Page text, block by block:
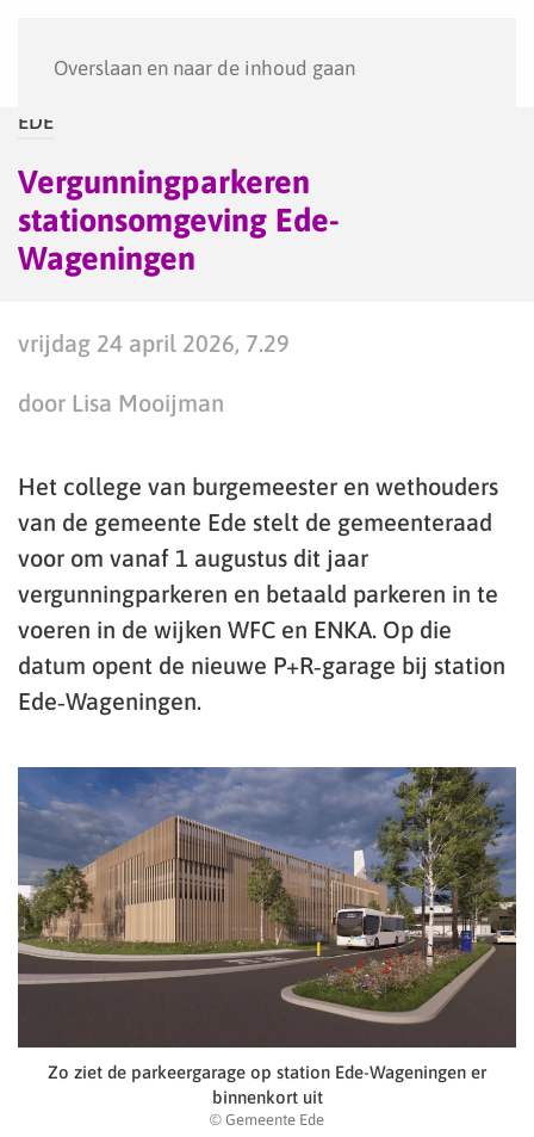
Overslaan en naar de inhoud gaan
EDE
Vergunningparkeren
stationsomgeving Ede-
Wageningen
vrijdag 24 april 2026, 7.29
door Lisa Mooijman
Het college van burgemeester en wethouders
van de gemeente Ede stelt de gemeenteraad
voor om vanaf 1 augustus dit jaar
vergunningparkeren en betaald parkeren in te
voeren in de wijken WFC en ENKA. Op die
datum opent de nieuwe P+R‑garage bij station
Ede‑Wageningen.
Zo ziet de parkeergarage op station Ede-Wageningen er
binnenkort uit
© Gemeente Ede